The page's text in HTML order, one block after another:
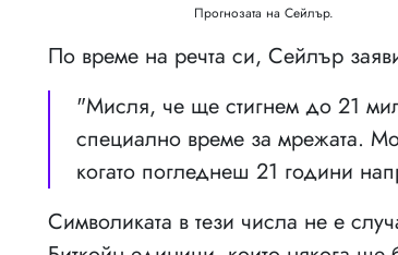
Прогнозата на Сейлър.
По време на речта си, Сейлър
"Мисля, че ще стигнем до 21
специално време за мрежата.
когато погледнеш 21 години
Символиката в тези числа не е